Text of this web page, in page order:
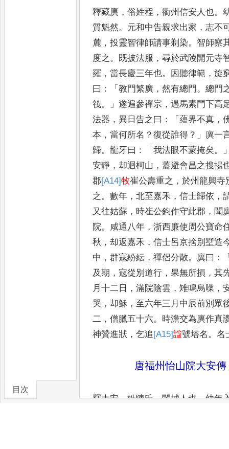
目次
釋藏廙 ，俗姓程 ，衢州信安人也。
質魁然。 元和中告親求出家 ，志不
麓 ，投靈智律師請事剃染。 智師察
度之。 既披法服 ，尋於武陵開元寺
羅 ，當長慶三年也。 因聽律範 ，旋
曰 ：「教門繁廣 ，然有總門。總門
筏。」遂遍參禪宗 ，遇馬素門下高
法器 ，異日告之曰 ：「蘊界不真 ，
本 ，當何所名 ？復從誰得 ？」 廙一
歸。龍牙曰 ：「我法眼不蒙掩矣。
安靜 ，却迴柯山 ，蓋避會昌之搜揚
郡[A14]牧崔公壽重之 ，於州龍興寺
之。數年 ，北至嘉禾 ，信士歸依 ，
又往姑蘇 ， 時崔公鈞作守此郡 ， 聞
院。 咸通八年 ，浙西廉使周公寶命
秋 ，却返嘉禾 ，信士呂京捨別墅造
中 ，群寇紛紜 ，禪侶分散。 廙曰 ：
及期 ，寇從別道行 ，果無所損 ，其
月十二 日 ，滿院陰雲 ，雉鳴烏噪 ，
哭 ，却穌 ， 至六年三月中辰前別眾
二 ，僧臘五十六。 時澹交為廙作真
神贊進狀 ，乞追 [A15]諡號塔名。名
唐福州怡山院大安傳
釋大安，姓陳氏，閩城人也。幼年